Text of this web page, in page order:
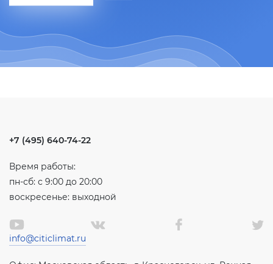
+7 (495) 640-74-22
Время работы:
пн-сб: с 9:00 до 20:00
воскресенье: выходной
info@citiclimat.ru